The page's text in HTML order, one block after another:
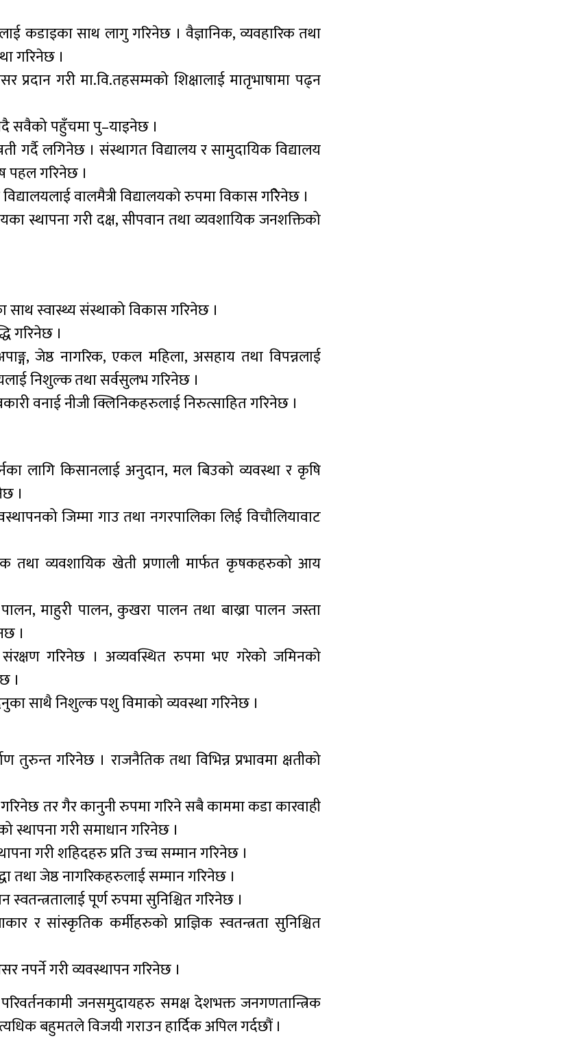
कडाइका साथ लागु गरिनेछ । वैज्ञानिक, व्यवहारिक तथा
गरिनेछ ।
गरी मा.वि.तहसम्मको शिक्षालाई मातृभाषामा पढ्न
सवैको पहुँचमा पु–याइनेछ ।
गर्दै लगिनेछ । संस्थागत विद्यालय र सामुदायिक विद्यालय
पहल गरिनेछ ।
वालमैत्री विद्यालयको रुपमा विकास गरिेनेछ ।
स्थापना गरी दक्ष, सीपवान तथा व्यवशायिक जनशक्तिको
साथ स्वास्थ्य संस्थाको विकास गरिनेछ ।
गरिनेछ ।
जेष्ठ नागरिक, एकल महिला, असहाय तथा विपन्नलाई
निशुल्क तथा सर्वसुलभ गरिनेछ ।
वनाई नीजी क्लिनिकहरुलाई निरुत्साहित गरिनेछ ।
लागि किसानलाई अनुदान, मल बिउको व्यवस्था र कृषि
।
जिम्मा गाउ तथा नगरपालिका लिई विचौलियावाट
तथा व्यवशायिक खेती प्रणाली मार्फत कृषकहरुको आय
माहुरी पालन, कुखरा पालन तथा बाख्रा पालन जस्ता
।
गरिनेछ । अव्यवस्थित रुपमा भए गरेको जमिनको
।
साथै निशुल्क पशु विमाको व्यवस्था गरिनेछ ।
तुरुन्त गरिनेछ । राजनैतिक तथा विभिन्न प्रभावमा क्षतीको
तर गैर कानुनी रुपमा गरिने सबै काममा कडा कारवाही
गरी समाधान गरिनेछ ।
गरी शहिदहरु प्रति उच्च सम्मान गरिनेछ ।
तथा जेष्ठ नागरिकहरुलाई सम्मान गरिनेछ ।
पूर्ण रुपमा सुनिश्चित गरिनेछ ।
र सांस्कृतिक कर्मीहरुको प्राज्ञिक स्वतन्त्रता सुनिश्चित
नपर्ने गरी व्यवस्थापन गरिनेछ ।
जनसमुदायहरु समक्ष देशभक्त जनगणतान्त्रिक
बहुमतले विजयी गराउन हार्दिक अपिल गर्दछौं ।